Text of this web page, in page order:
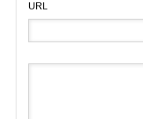
URL